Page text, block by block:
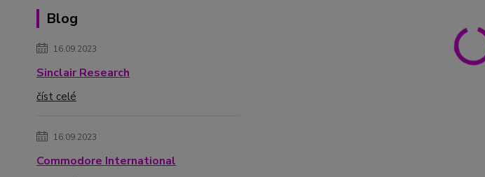
Blog
16.09.2023
Sinclair Research
číst celé
16.09.2023
Commodore International